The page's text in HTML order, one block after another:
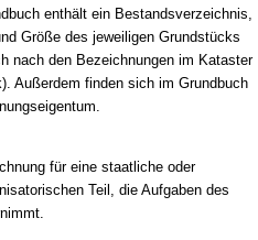
enthält ein Bestandsverzeichnis,
Größe des jeweiligen Grundstücks
nach den Bezeichnungen im Kataster
Außerdem finden sich im Grundbuch
für eine staatliche oder
Teil, die Aufgaben des